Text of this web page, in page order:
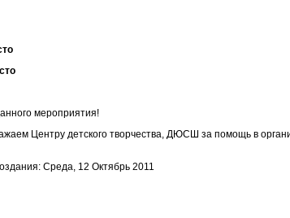
мероприятия!
Центру детского творчества, ДЮСШ за помощь в
Среда, 12 Октябрь 2011